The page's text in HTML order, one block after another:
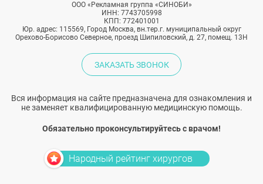
ООО «Рекламная группа «СИНОБИ»
ИНН: 7743705998
КПП: 772401001
Юр. адрес: 115569, Город Москва, вн.тер.г. муниципальный округ
Орехово-Борисово Северное, проезд Шипиловский, д. 27, помещ. 13Н
ЗАКАЗАТЬ ЗВОНОК
Вся информация на сайте предназначена для ознакомления и
не заменяет квалифицированную медицинскую помощь.
Обязательно проконсультируйтесь с врачом!
Народный рейтинг хирургов